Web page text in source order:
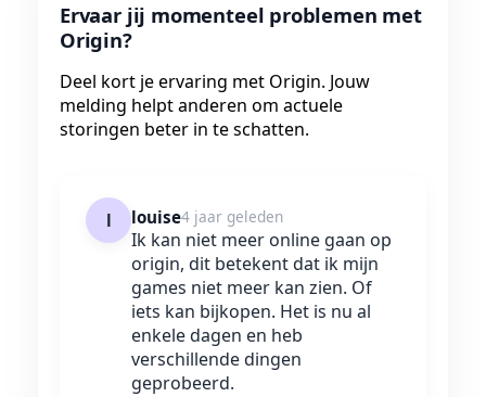
Ervaar jij momenteel problemen met
Origin?
Deel kort je ervaring met Origin. Jouw
melding helpt anderen om actuele
storingen beter in te schatten.
l louise4 jaar geleden
Ik kan niet meer online gaan op
origin, dit betekent dat ik mijn
games niet meer kan zien. Of
iets kan bijkopen. Het is nu al
enkele dagen en heb
verschillende dingen
geprobeerd.